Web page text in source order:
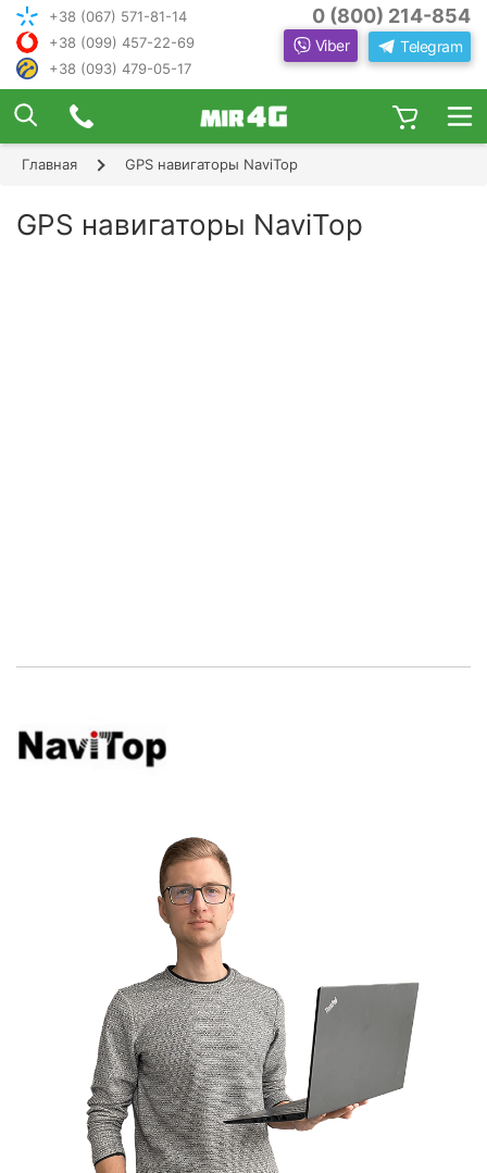
+38 (067) 571-81-14
+38 (099) 457-22-69
+38 (093) 479-05-17
0 (800) 214-854
Viber Telegram
Главная GPS навигаторы NaviTop
GPS навигаторы NaviTop
ПОДОБРАТЬ ИНТЕРНЕТ С ИН
ЖЕНЕРОМ-
КОНСУЛЬТАНТОМ
Чтобы выбрать лучшего оператора и
оборудование, ответьте, пожалуйста, на
следую
щие вопросы:
×